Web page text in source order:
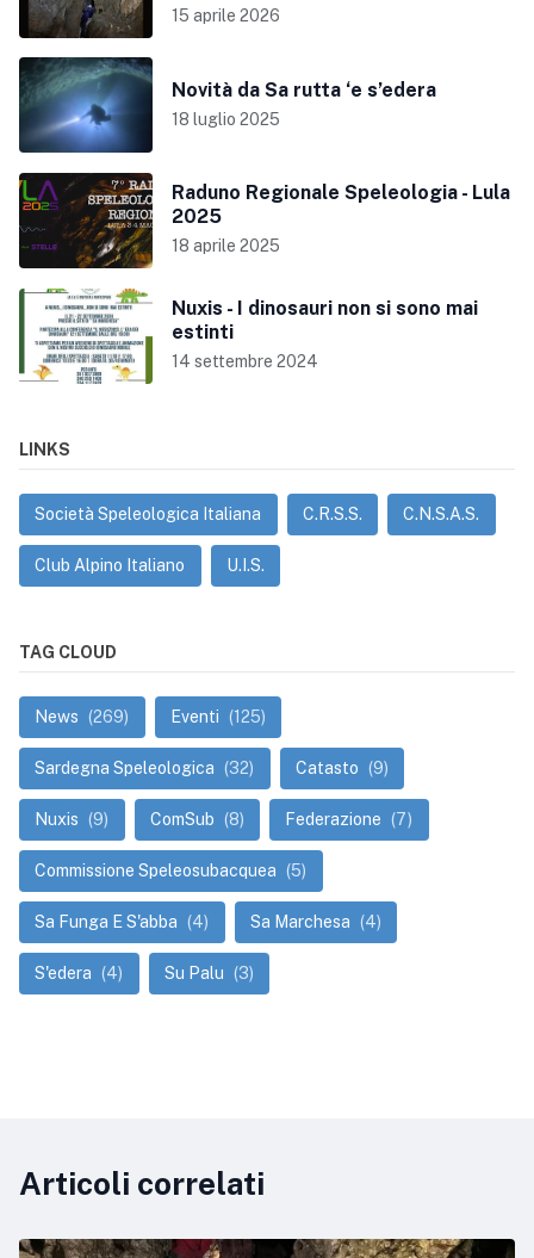
15 aprile 2026
Novità da Sa rutta ‘e s’edera
18 luglio 2025
Raduno Regionale Speleologia - Lula
2025
18 aprile 2025
Nuxis - I dinosauri non si sono mai
estinti
14 settembre 2024
LINKS
Società Speleologica Italiana C.R.S.S. C.N.S.A.S.
Club Alpino Italiano U.I.S.
TAG CLOUD
News (269) Eventi (125)
Sardegna Speleologica (32) Catasto (9)
Nuxis (9) ComSub (8) Federazione (7)
Commissione Speleosubacquea (5)
Sa Funga E S'abba (4) Sa Marchesa (4)
S'edera (4) Su Palu (3)
Articoli correlati